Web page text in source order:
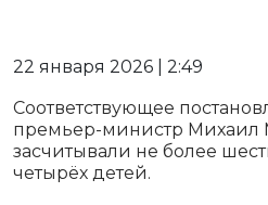
22 января 2026 | 2:49
Соответствующее
премьер-министр Михаил
засчитывали не более
четырёх детей.